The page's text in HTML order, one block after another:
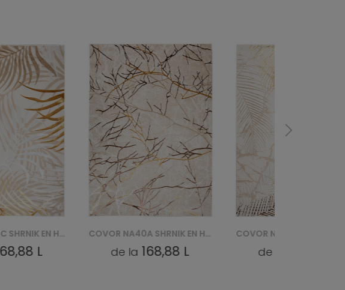
COVOR NA44C SHRNIK EN HBE - KREMOWY, ZŁOTY COVOR NA40A SHRNIK EN HBJ - KREMOWY, ZŁOTY
168,88 L 168,88 L